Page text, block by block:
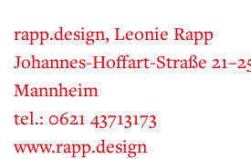
rapp.design, Leonie Rapp
Johannes-Hoffart-Straße
Mannheim
tel.: 0621 43713173
www.rapp.design